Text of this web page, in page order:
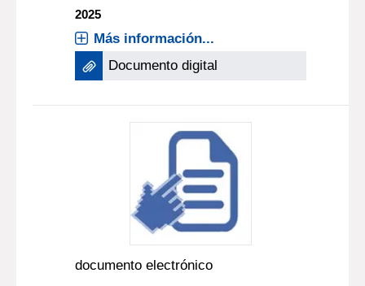
2025
Más información...
Documento digital
documento electrónico